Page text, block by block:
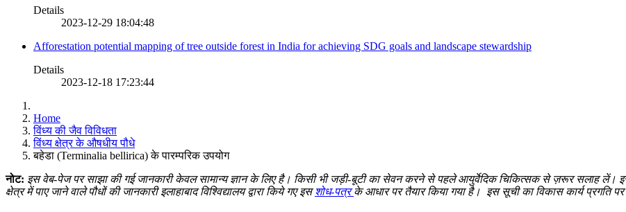
Details
2023-12-29 18:04:48
Afforestation potential mapping of tree outside forest in India for achieving SDG goals and landscape stewardship
Details
2023-12-18 17:23:44
Home
विंध्य की जैव विविधता
विंध्य क्षेत्र के औषधीय पौधे
बहेडा (Terminalia bellirica) के पारम्परिक उपयोग
नोट: इस वेब-पेज पर साझा की गई जानकारी केवल सामान्य ज्ञान के लिए है। किसी भी जड़ी-बूटी का सेवन करने से पहले आयुर्वेदिक चिकित्सक से ज़रूर सलाह लें।
क्षेत्र में पाए जाने वाले पौधों की जानकारी इलाहाबाद विश्विद्यालय द्वारा किये गए इसशोध-पत्रके आधार पर तैयार किया गया है। इस सूची का विकास कार्य प्रगति